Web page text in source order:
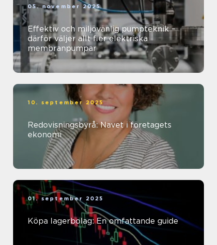
05. november 2025
Effektiv och miljövänlig pumpteknik –
därför väljer allt fler elektriska
membranpumpar
10. september 2025
Redovisningsbyrå: Navet i företagets
ekonomi
01. september 2025
Köpa lagerbolag: En omfattande guide